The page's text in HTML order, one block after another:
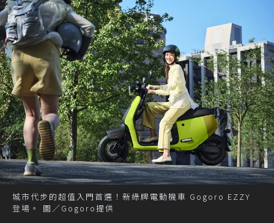
城市代步的超值入門首選！新綠牌電動機車 Gogoro EZZY
登場。 圖／Gogoro提供